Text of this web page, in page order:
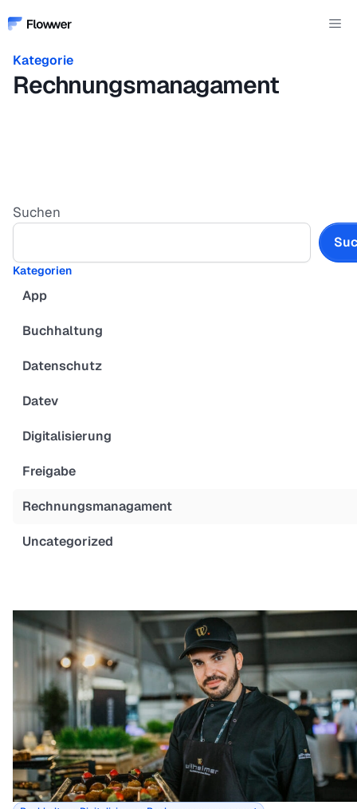
Inhalt
Kategorie
Rechnungsmanagament
Suchen
Kategorien
App
Buchhaltung
Datenschutz
Datev
Digitalisierung
Freigabe
Rechnungsmanagament
Uncategorized